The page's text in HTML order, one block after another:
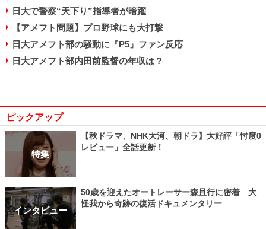
日大で警察“天下り”指導者が暗躍
【アメフト問題】プロ野球にも大打撃
日大アメフト部の騒動に『P5』ファン反応
日大アメフト部内田前監督の年収は？
ピックアップ
特集
【秋ドラマ、NHK大河、朝ドラ】大好評「忖度0
レビュー」全話更新！
インタビュー
50歳を迎えたオートレーサー森且行に密着 大
怪我から奇跡の復活ドキュメンタリー